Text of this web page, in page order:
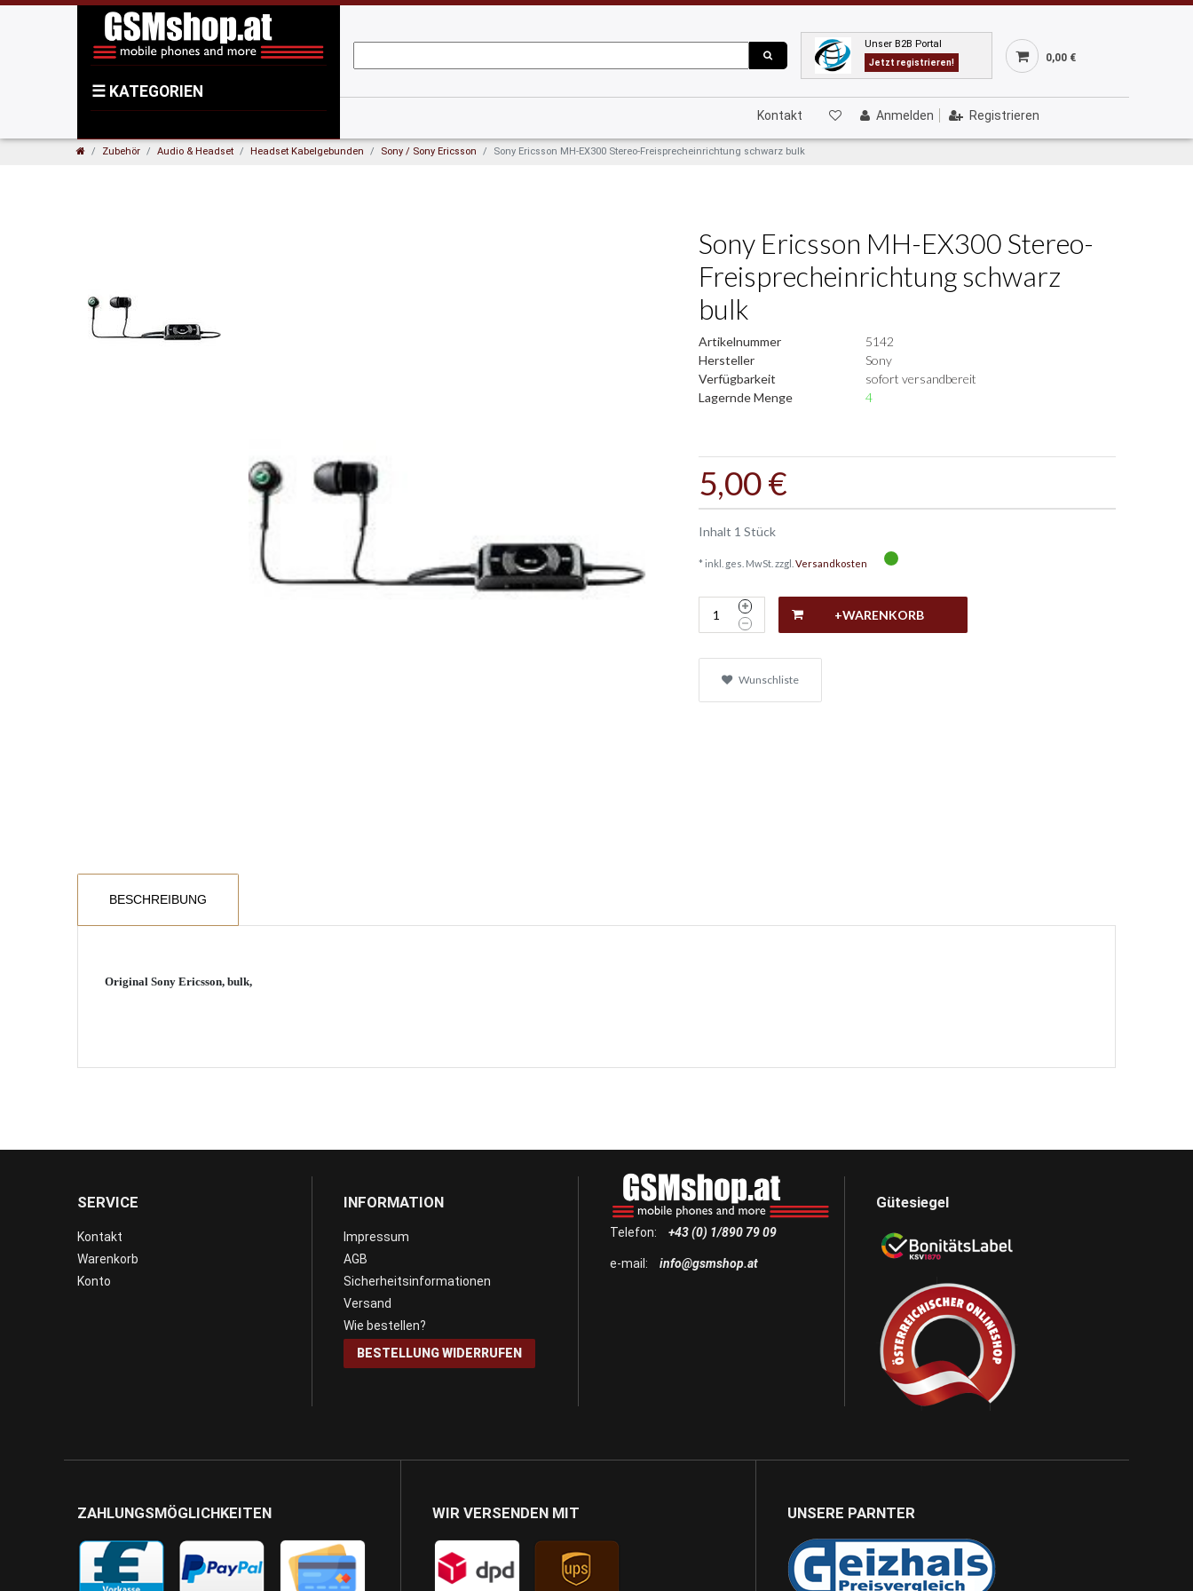
Unser B2B Portal
Jetzt registrieren! 0,00 €
Kontakt Anmelden Registrieren
☰ KATEGORIEN
Zubehör Audio & Headset Headset Kabelgebunden Sony / Sony Ericsson Sony Ericsson MH-EX300 Stereo-Freisprecheinrichtung schwarz bulk
Sony Ericsson MH-EX300 Stereo-
Freisprecheinrichtung schwarz
bulk
Artikelnummer
5142
Hersteller
Sony
Verfügbarkeit
sofort versandbereit
Lagernde Menge
4
5,00 €
Inhalt 1 Stück
* inkl. ges. MwSt. zzgl. Versandkosten
+WARENKORB
Wunschliste
BESCHREIBUNG
Original Sony Ericsson, bulk,
SERVICE
Kontakt
Warenkorb
Konto
INFORMATION
Impressum
AGB
Sicherheitsinformationen
Versand
Wie bestellen?
BESTELLUNG WIDERRUFEN
Telefon: +43 (0) 1/890 79 09
e-mail: info@gsmshop.at
Gütesiegel
ZAHLUNGSMÖGLICHKEITEN WIR VERSENDEN MIT UNSERE PARNTER